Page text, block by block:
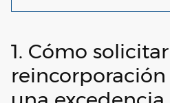
1. Cómo
reincorporación